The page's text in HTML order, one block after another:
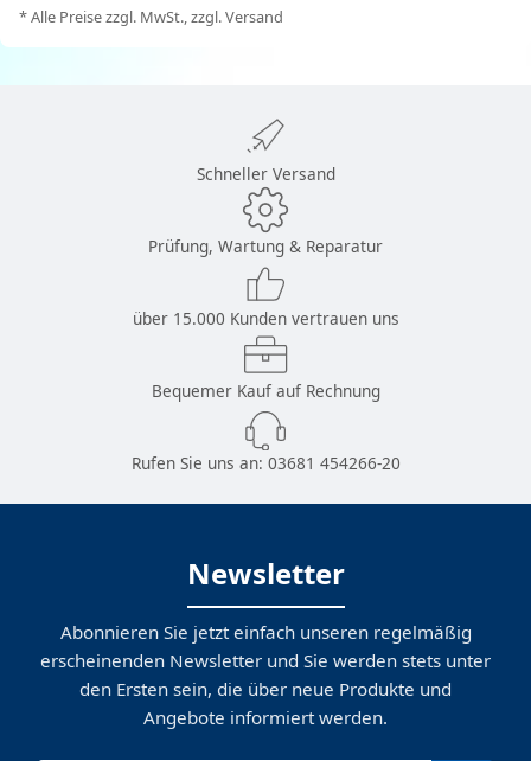
* Alle Preise zzgl. MwSt., zzgl. Versand
Schneller Versand
Prüfung, Wartung & Reparatur
über 15.000 Kunden vertrauen uns
Bequemer Kauf auf Rechnung
Rufen Sie uns an: 03681 454266-20
Newsletter
Abonnieren Sie jetzt einfach unseren regelmäßig
erscheinenden Newsletter und Sie werden stets unter
den Ersten sein, die über neue Produkte und
Angebote informiert werden.